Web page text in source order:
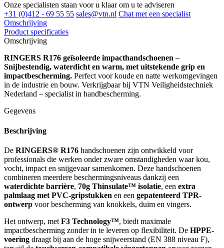
Onze specialisten staan voor u klaar om u te adviseren
+31 (0)412 - 69 55 55 sales@vtn.nl Chat met een specialist
Omschrijving
Product specificaties
Omschrijving
RINGERS R176 geïsoleerde impacthandschoenen –
Snijbestendig, waterdicht en warm, met uitstekende grip en
impactbescherming. Perfect voor koude en natte werkomgevingen
in de industrie en bouw. Verkrijgbaar bij VTN Veiligheidstechniek
Nederland – specialist in handbescherming.
Gegevens
Beschrijving
De RINGERS® R176 handschoenen zijn ontwikkeld voor
professionals die werken onder zware omstandigheden waar kou,
vocht, impact en snijgevaar samenkomen. Deze handschoenen
combineren meerdere beschermingsniveaus dankzij een
waterdichte barrière, 70g Thinsulate™ isolatie, een extra
palmlaag met PVC-gripstukken en een gepatenteerd TPR-
ontwerp voor bescherming van knokkels, duim en vingers.
Het ontwerp, met F3 Technology™, biedt maximale
impactbescherming zonder in te leveren op flexibiliteit. De HPPE-
voering draagt bij aan de hoge snijweerstand (EN 388 niveau F),